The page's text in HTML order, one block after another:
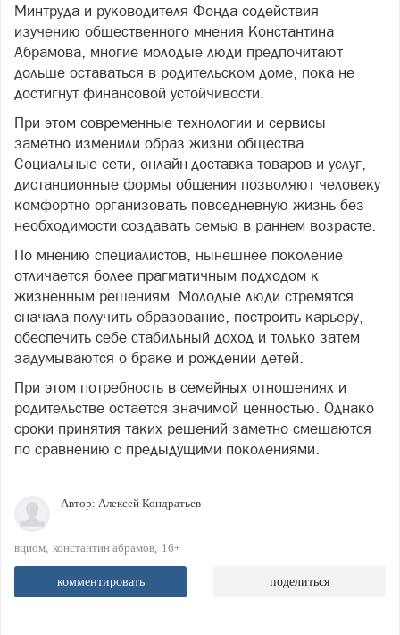
Минтруда и руководителя Фонда содействия
изучению общественного мнения Константина
Абрамова, многие молодые люди предпочитают
дольше оставаться в родительском доме, пока не
достигнут финансовой устойчивости.
При этом современные технологии и сервисы
заметно изменили образ жизни общества.
Социальные сети, онлайн-доставка товаров и услуг,
дистанционные формы общения позволяют человеку
комфортно организовать повседневную жизнь без
необходимости создавать семью в раннем возрасте.
По мнению специалистов, нынешнее поколение
отличается более прагматичным подходом к
жизненным решениям. Молодые люди стремятся
сначала получить образование, построить карьеру,
обеспечить себе стабильный доход и только затем
задумываются о браке и рождении детей.
При этом потребность в семейных отношениях и
родительстве остается значимой ценностью. Однако
сроки принятия таких решений заметно смещаются
по сравнению с предыдущими поколениями.
Автор: Алексей Кондратьев
вциом константин абрамов 16+
комментировать поделиться